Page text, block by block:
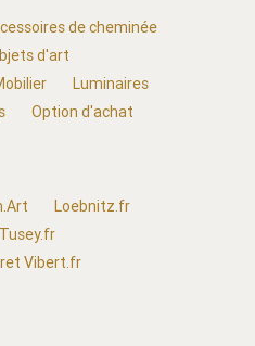
de cheminée
d'art
Luminaires
Option d'achat
Loebnitz.fr
Tusey.fr
Vibert.fr